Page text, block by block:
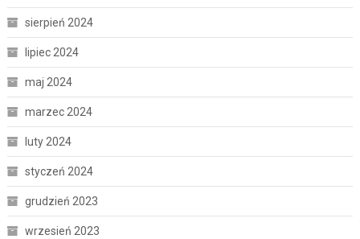
sierpień 2024
lipiec 2024
maj 2024
marzec 2024
luty 2024
styczeń 2024
grudzień 2023
wrzesień 2023